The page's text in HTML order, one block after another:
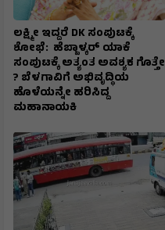
ಲಕ್ಷ್ಮೀ ಇದ್ದರೆ DK ಸಂಪುಟಕ್ಕೆ
ಶೋಭೆ: ಹೆಬ್ಬಾಳ್ಕರ್ ಯಾಕೆ
ಸಂಪುಟಕ್ಕೆ ಅತ್ಯಂತ ಅವಶ್ಯಕ ಗೊತ್ತೇ
? ಬೆಳಗಾವಿಗೆ ಅಭಿವೃದ್ಧಿಯ
ಹೊಳೆಯನ್ನೇ ಹರಿಸಿದ್ದ
ಮಹಾನಾಯಕಿ